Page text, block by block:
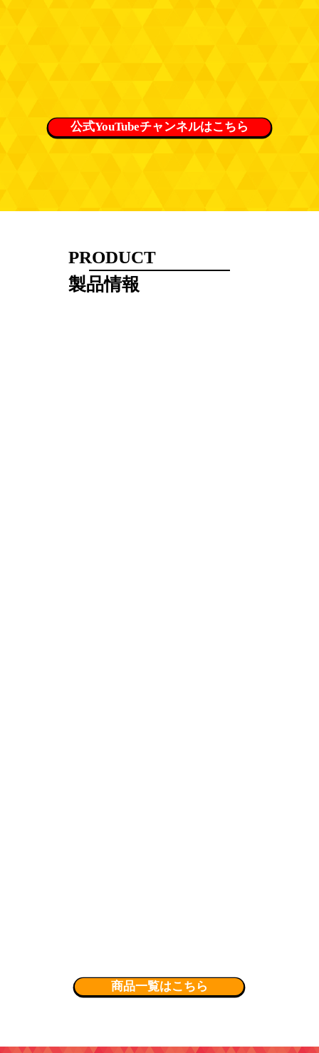
公式YouTubeチャンネルはこちら
PRODUCT
​製品情報
商品一覧はこちら